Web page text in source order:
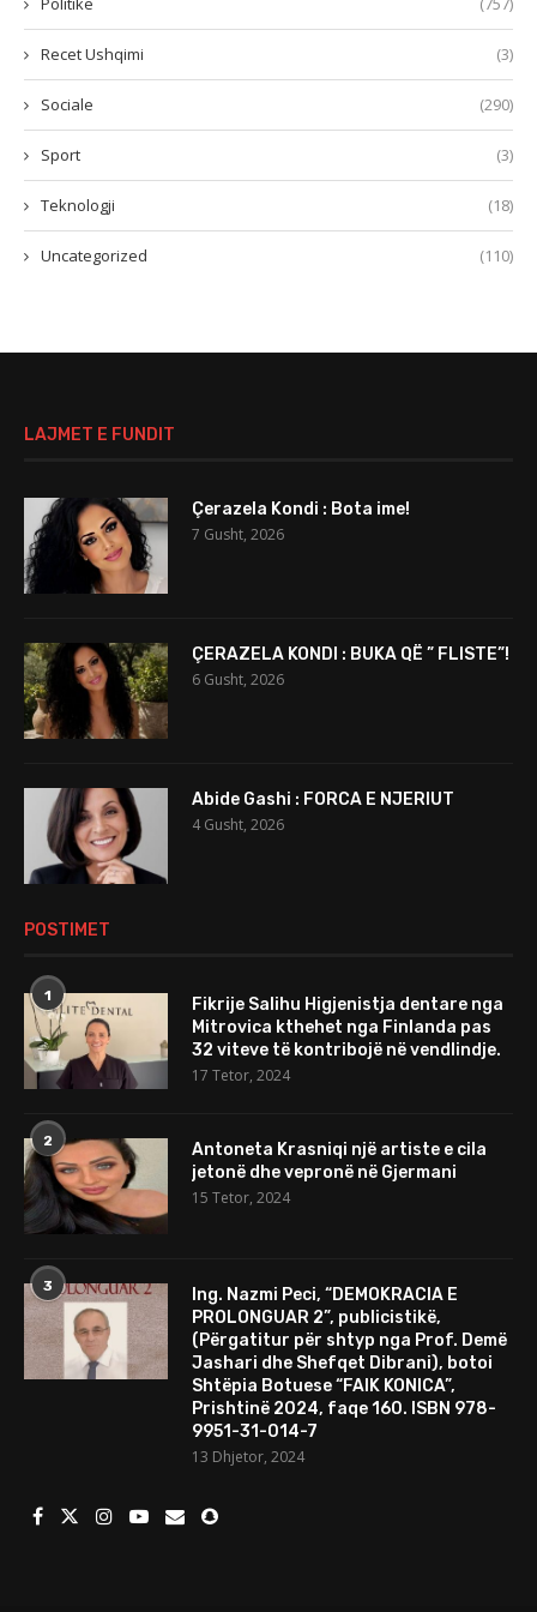
Recet Ushqimi (3)
Sociale (290)
Sport (3)
Teknologji (18)
Uncategorized (110)
LAJMET E FUNDIT
Çerazela Kondi : Bota ime!
7 Gusht, 2026
ÇERAZELA KONDI : BUKA QË ” FLISTE”!
6 Gusht, 2026
Abide Gashi : FORCA E NJERIUT
4 Gusht, 2026
POSTIMET
1
Fikrije Salihu Higjenistja dentare nga
Mitrovica kthehet nga Finlanda pas
32 viteve të kontribojë në vendlindje.
17 Tetor, 2024
2
Antoneta Krasniqi një artiste e cila
jetonë dhe vepronë në Gjermani
15 Tetor, 2024
3
Ing. Nazmi Peci, “DEMOKRACIA E
PROLONGUAR 2”, publicistikë,
(Përgatitur për shtyp nga Prof. Demë
Jashari dhe Shefqet Dibrani), botoi
Shtëpia Botuese “FAIK KONICA”,
Prishtinë 2024, faqe 160. ISBN 978-
9951-31-014-7
13 Dhjetor, 2024